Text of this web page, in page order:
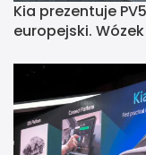
Kia prezentuje
europejski.